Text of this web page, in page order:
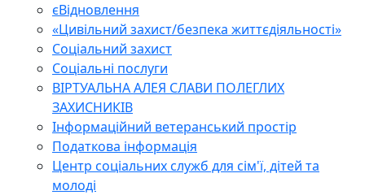
єВідновлення
«Цивільний захист/безпека життєдіяльності»
Соціальний захист
Соціальні послуги
ВІРТУАЛЬНА АЛЕЯ СЛАВИ ПОЛЕГЛИХ
ЗАХИСНИКІВ
Інформаційний ветеранський простір
Податкова інформація
Центр соціальних служб для сім'ї, дітей та
молоді